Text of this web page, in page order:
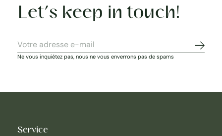
Let’s keep in touch!
Ne vous inquiétez pas, nous ne vous enverrons pas de spams
Service